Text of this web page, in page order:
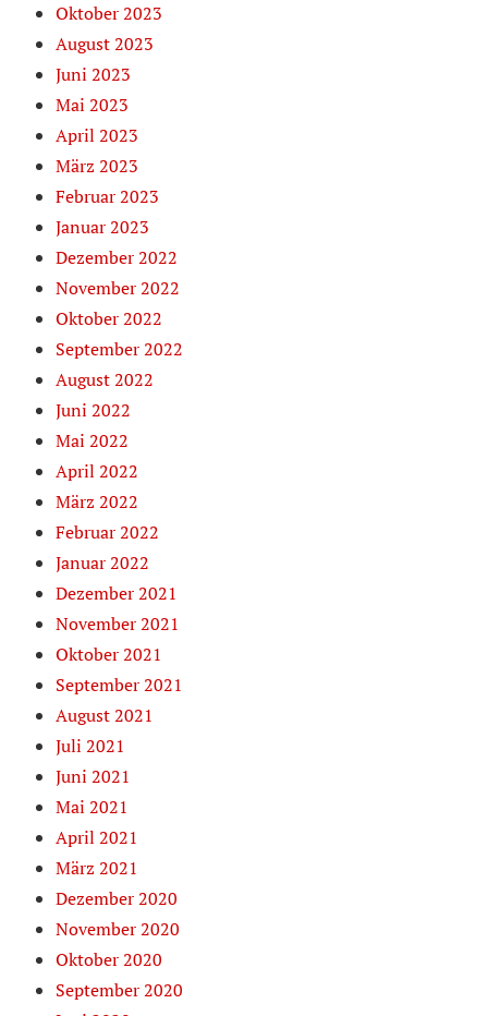
Oktober 2023
August 2023
Juni 2023
Mai 2023
April 2023
März 2023
Februar 2023
Januar 2023
Dezember 2022
November 2022
Oktober 2022
September 2022
August 2022
Juni 2022
Mai 2022
April 2022
März 2022
Februar 2022
Januar 2022
Dezember 2021
November 2021
Oktober 2021
September 2021
August 2021
Juli 2021
Juni 2021
Mai 2021
April 2021
März 2021
Dezember 2020
November 2020
Oktober 2020
September 2020